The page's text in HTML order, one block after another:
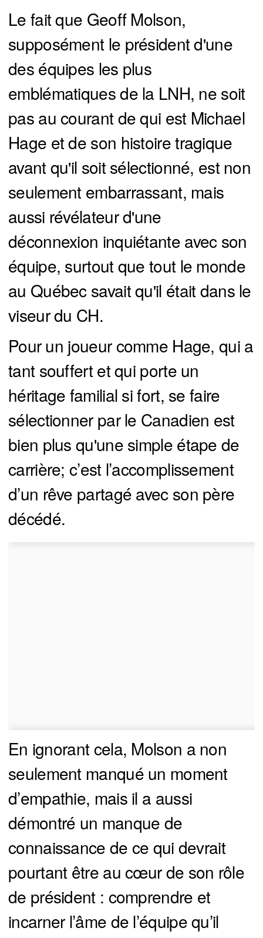
Le fait que Geoff Molson,
supposément le président d'une
des équipes les plus
emblématiques de la LNH, ne soit
pas au courant de qui est Michael
Hage et de son histoire tragique
avant qu'il soit sélectionné, est non
seulement embarrassant, mais
aussi révélateur d'une
déconnexion inquiétante avec son
équipe, surtout que tout le monde
au Québec savait qu'il était dans le
viseur du CH.
Pour un joueur comme Hage, qui a
tant souffert et qui porte un
héritage familial si fort, se faire
sélectionner par le Canadien est
bien plus qu'une simple étape de
carrière; c’est l’accomplissement
d’un rêve partagé avec son père
décédé.
En ignorant cela, Molson a non
seulement manqué un moment
d’empathie, mais il a aussi
démontré un manque de
connaissance de ce qui devrait
pourtant être au cœur de son rôle
de président : comprendre et
incarner l’âme de l’équipe qu’il